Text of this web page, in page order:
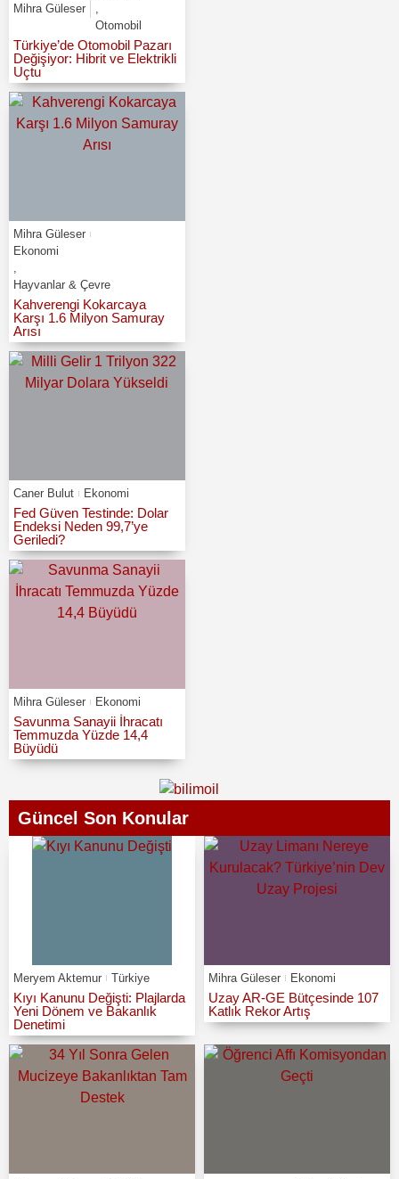
Mihra Güleser
,
Otomobil
Türkiye’de Otomobil Pazarı
Değişiyor: Hibrit ve Elektrikli
Uçtu
Mihra Güleser
Ekonomi
,
Hayvanlar & Çevre
Kahverengi Kokarcaya
Karşı 1.6 Milyon Samuray
Arısı
Caner Bulut Ekonomi
Fed Güven Testinde: Dolar
Endeksi Neden 99,7’ye
Geriledi?
Mihra Güleser Ekonomi
Savunma Sanayii İhracatı
Temmuzda Yüzde 14,4
Büyüdü
Güncel Son Konular
Meryem Aktemur Türkiye
Kıyı Kanunu Değişti: Plajlarda
Yeni Dönem ve Bakanlık
Denetimi
Mihra Güleser Ekonomi
Uzay AR-GE Bütçesinde 107
Katlık Rekor Artış